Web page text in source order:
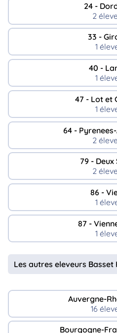
24 -
2
33 -
1
40 -
1
47 - Lot et
1
64 -
2
79 - Deux
2
86 -
1
87 -
1
Les autres eleveurs Basset
Auvergne-
16
Bourgogne-